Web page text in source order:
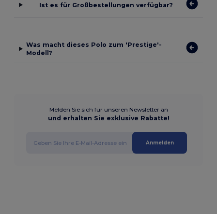
Ist es für Großbestellungen verfügbar?
Was macht dieses Polo zum 'Prestige'-
Modell?
Melden Sie sich für unseren Newsletter an
und erhalten Sie exklusive Rabatte!
Anmelden